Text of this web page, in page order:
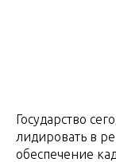
Государство
лидировать в
обеспечение